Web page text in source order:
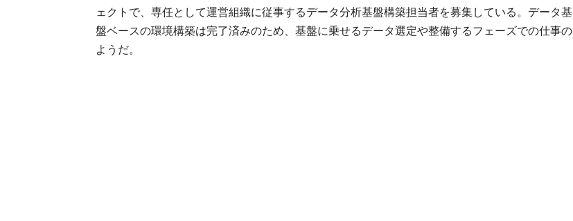
ェクトで、専任として運営組織に従事するデータ分析基盤構築担当者を募集している。データ基
盤ベースの環境構築は完了済みのため、基盤に乗せるデータ選定や整備するフェーズでの仕事の
ようだ。